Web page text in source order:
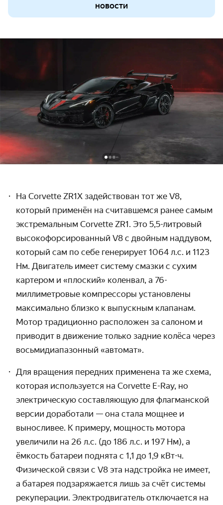
новости
На Corvette ZR1X задействован тот же V8,
который применён на считавшемся ранее самым
экстремальным Corvette ZR1. Это 5,5-литровый
высокофорсированный V8 с двойным наддувом,
который сам по себе генерирует 1064 л.с. и 1123
Нм. Двигатель имеет систему смазки с сухим
картером и «плоский» коленвал, а 76-
миллиметровые компрессоры установлены
максимально близко к выпускным клапанам.
Мотор традиционно расположен за салоном и
приводит в движение только задние колёса через
восьмидиапазонный «автомат».
Для вращения передних применена та же схема,
которая используется на Corvette E-Ray, но
электрическую составляющую для флагманской
версии доработали — она стала мощнее и
выносливее. К примеру, мощность мотора
увеличили на 26 л.с. (до 186 л.с. и 197 Нм), а
ёмкость батареи поднята с 1,1 до 1,9 кВт⋅ч.
Физической связи с V8 эта надстройка не имеет,
а батарея подзаряжается лишь за счёт системы
рекуперации. Электродвигатель отключается на